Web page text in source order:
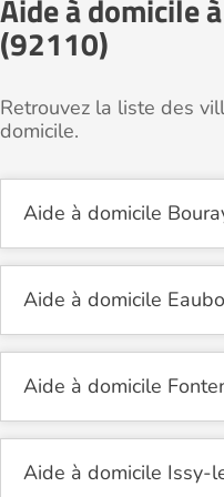
Aide à domicile
(92110)
Retrouvez la liste des
domicile.
Aide à domicile
Aide à domicile
Aide à domicile
Aide à domicile Issy-